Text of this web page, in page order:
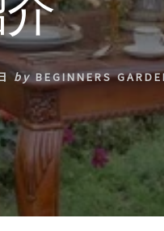
by BEGINNERS